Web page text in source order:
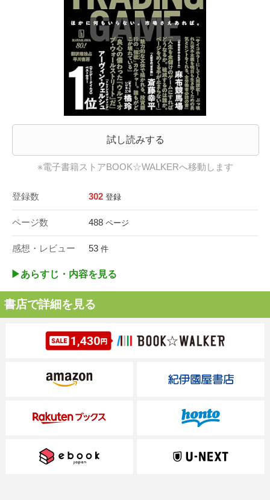
試し読みする
※電子書籍ストアBOOK☆WALKERへ移動します
登録数 302 登録
ページ数 488 ページ
感想・レビュー 53 件
▶︎あらすじ・内容を見る
書店で詳細を見る